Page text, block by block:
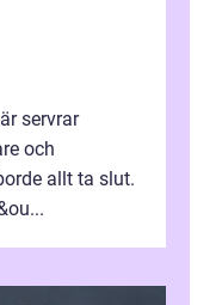
servrar
och
allt ta slut.